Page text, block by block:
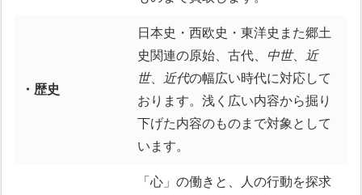
・歴史
日本史・西欧史・東洋史また郷土
史関連の原始、古代、
中世、
近
世、 近代の幅広い時代に対応して
おります。浅く広い内容から掘り
下げた内容のものまで対象として
います。
「心」の働きと、人の行動を探求